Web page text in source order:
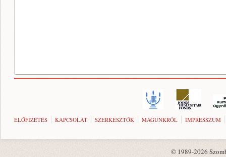
ELŐFIZETÉS KAPCSOLAT SZERKESZTŐK MAGUNKRÓL IMPRESSZUM
© 1989-2026